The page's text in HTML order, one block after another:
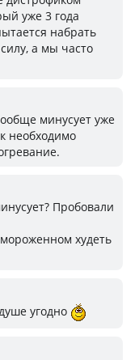
уже 3 года
набрать
а мы часто
минусует уже
необходимо
Пробовали
худеть
угодно